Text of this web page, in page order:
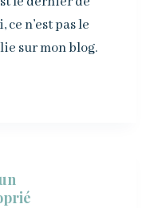
n’est pas le
sur mon blog.